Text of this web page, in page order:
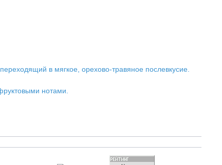
в мягкое, орехово-травяное послевкусие.
нотами.